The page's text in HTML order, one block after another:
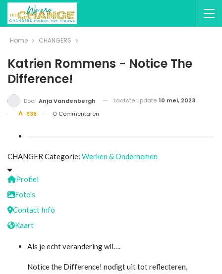
Home CHANGERS
Katrien Rommens - Notice The
Difference!
Door Anja Vandenbergh Laatste update 10 mei, 2023
636
0 Commentaren
CHANGER Categorie: Werken & Ondernemen
Profiel
Foto's
Contact Info
Kaart
Als je echt verandering wil….
Notice the Difference! nodigt uit tot reflecteren,